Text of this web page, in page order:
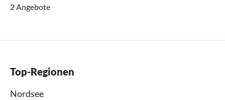
2 Angebote
Top-Regionen
Nordsee